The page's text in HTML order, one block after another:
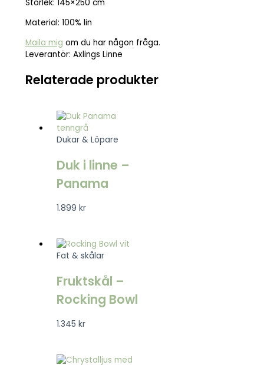
Storlek: 145×250 cm
Material: 100% lin
Maila mig om du har någon fråga.
Leverantör: Axlings Linne
Relaterade produkter
Dukar & Löpare
Duk i linne –
Panama
1.899kr
Fat & skålar
Fruktskål –
Rocking Bowl
1.345kr